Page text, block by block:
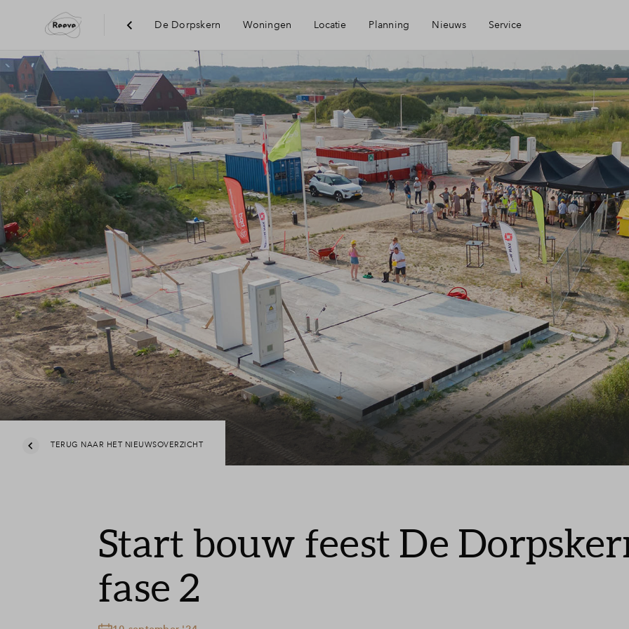
De Dorpskern Woningen Locatie
Bereikbaarheid
Voorzieningen
Duurzaamheid
Planning Nieuws Service
Mijn Eigen Huis
Financiële check
Financiering
Toewijzing
Woning kopen
Veelgestelde vragen
Contact
TERUG NAAR HET NIEUWSOVERZICHT
Start bouw feest De
fase 2